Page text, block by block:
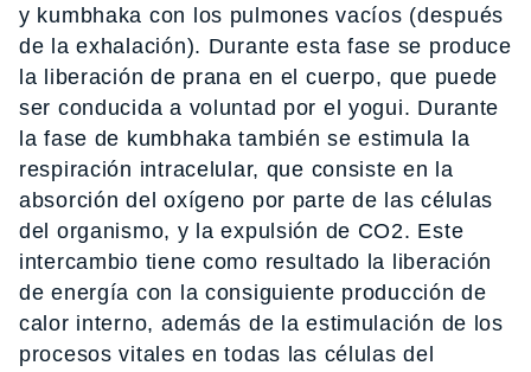
y kumbhaka con los pulmones vacíos (después
de la exhalación). Durante esta fase se produce
la liberación de prana en el cuerpo, que puede
ser conducida a voluntad por el yogui. Durante
la fase de kumbhaka también se estimula la
respiración intracelular, que consiste en la
absorción del oxígeno por parte de las células
del organismo, y la expulsión de CO2. Este
intercambio tiene como resultado la liberación
de energía con la consiguiente producción de
calor interno, además de la estimulación de los
procesos vitales en todas las células del